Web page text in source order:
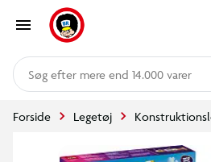
mere end 14.000 varer
Forside Legetøj